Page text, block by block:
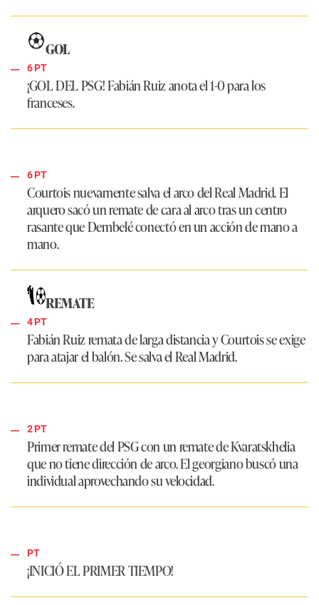
GOL
6 PT
¡GOL DEL PSG!Fabián Ruiz anota el 1-0 para los
franceses.
6 PT
Courtois nuevamente salva el arco delReal Madrid. El
arquero sacó un remate de cara al arco tras un centro
rasante que Dembelé conectó en un acción de mano a
mano.
REMATE
4 PT
Fabián Ruiz remata de larga distancia y Courtois se exige
para atajar el balón. Se salva elReal Madrid.
2 PT
Primer remate delPSGcon un remate de Kvaratskhelia
que no tiene dirección de arco. El georgiano buscó una
individual aprovechando su velocidad.
PT
¡INICIÓ EL PRIMER TIEMPO!